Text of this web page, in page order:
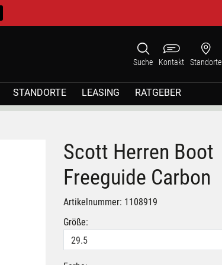
Suche Kontakt Standorte
STANDORTE LEASING RATGEBER
Scott Herren Boot
Freeguide Carbon
Artikelnummer: 1108919
Größe:
29.5